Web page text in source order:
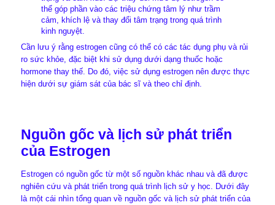
thể góp phần vào các triệu chứng tâm lý như trầm
cảm, khích lệ và thay đổi tâm trạng trong quá trình
kinh nguyệt.
Cần lưu ý rằng estrogen cũng có thể có các tác dụng phụ và rủi
ro sức khỏe, đặc biệt khi sử dụng dưới dạng thuốc hoặc
hormone thay thế. Do đó, việc sử dụng estrogen nên được thực
hiện dưới sự giám sát của bác sĩ và theo chỉ định.
Nguồn gốc và lịch sử phát triển
của Estrogen
Estrogen có nguồn gốc từ một số nguồn khác nhau và đã được
nghiên cứu và phát triển trong quá trình lịch sử y học. Dưới đây
là một cái nhìn tổng quan về nguồn gốc và lịch sử phát triển của